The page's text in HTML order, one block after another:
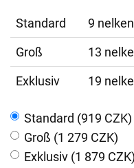
Standard
9
Groß
13
Exklusiv
19
Standard (919 CZK)
Groß (1 279 CZK)
Exklusiv (1 879 CZK)